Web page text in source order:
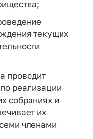
текущих
проводит
реализации
собраниях и
их
членами